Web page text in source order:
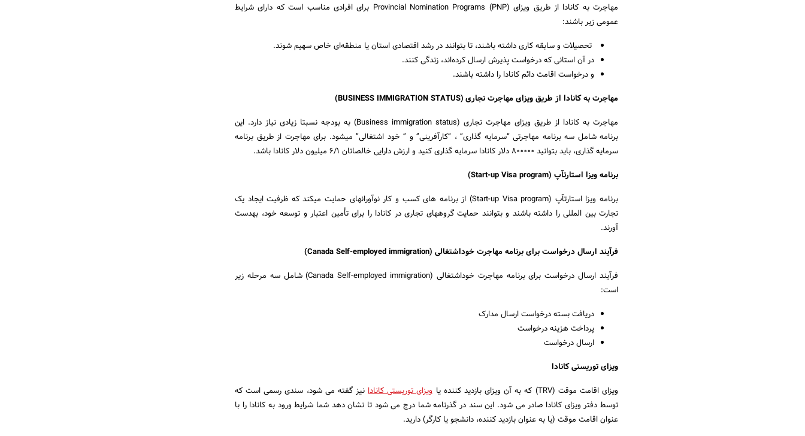
مهاجرت به کانادا از طریق ویزای (Provincial Nomination Programs (PNP برای افرادی مناسب است که دارای شرایط
عمومی زیر باشند:
تحصیلات و سابقه کاری داشته باشند، تا بتوانند در رشد اقتصادی استان یا منطقه‌­ای خاص سهیم شوند.
در آن استانی که درخواست پذیرش ارسال کرده­‌اند، زندگی کنند.
و درخواست اقامت دائم کانادا را داشته باشند.
مهاجرت به کانادا از طریق ویزای مهاجرت تجاری (BUSINESS IMMIGRATION STATUS)
مهاجرت به کانادا از طریق ویزای مهاجرت تجاری (Business immigration status) به بودجه نسبتا زیادی نیاز دارد. این
برنامه شامل سه برنامه مهاجرتی “سرمایه­ گذاری” ، “کارآفرینی” و ” خود اشتغالی” می­شود. برای مهاجرت از طریق برنامه
سرمایه­ گذاری، باید بتوانید 800000 دلار کانادا سرمایه­ گذاری کنید و ارزش دارایی خالص­اتان 6/1 میلیون دلار کانادا باشد.
برنامه ویزا استارت­آپ (Start-up Visa program)
برنامه ویزا استارت­آپ (Start-up Visa program) از برنامه­ های کسب و کار نوآورانه­ای حمایت می­کند که ظرفیت ایجاد یک
تجارت بین­ المللی را داشته باشند و بتوانند حمایت گروه­های تجاری در کانادا را برای تأمین اعتبار و توسعه خود، به­دست
آورند.
فرآیند ارسال درخواست برای برنامه مهاجرت خوداشتغالی (Canada Self-employed immigration)
فرآیند ارسال درخواست برای برنامه مهاجرت خوداشتغالی (Canada Self-employed immigration) شامل سه مرحله زیر
است:
دریافت بسته درخواست ارسال مدارک
پرداخت هزینه درخواست
ارسال درخواست
ویزای توریستی کانادا
ویزای اقامت موقت (TRV) که به آن ویزای بازدید کننده یا
ویزای توریستی کانادانیز گفته می شود، سندی رسمی است که
توسط دفتر ویزای کانادا صادر می شود. این سند در گذرنامه شما درج می شود تا نشان دهد شما شرایط ورود به کانادا را با
عنوان اقامت موقت (یا به عنوان بازدید کننده، دانشجو یا کارگر) دارید.